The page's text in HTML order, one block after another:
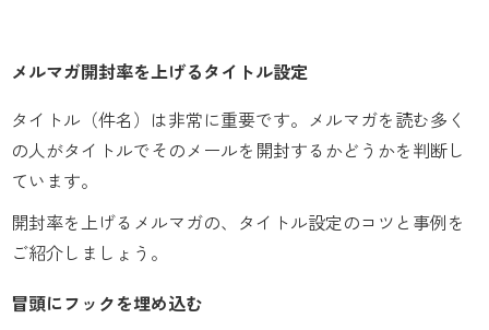
メルマガ開封率を上げるタイトル設定
タイトル（件名）は非常に重要です。メルマガを読む多く
の人がタイトルでそのメールを開封するかどうかを判断し
ています。
開封率を上げるメルマガの、タイトル設定のコツと事例を
ご紹介しましょう。
冒頭にフックを埋め込む